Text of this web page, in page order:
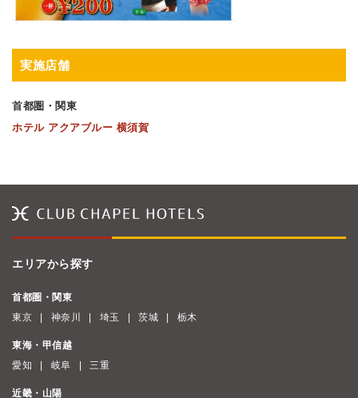
実施店舗
首都圏・関東
ホテル アクアブルー 横須賀
エリアから探す
首都圏・関東
東京
神奈川 埼玉 茨城 栃木
東海・甲信越
愛知
岐阜 三重
近畿・山陽